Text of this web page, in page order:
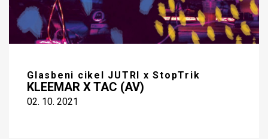
Glasbeni cikel JUTRI x StopTrik
KLEEMAR X TAC (AV)
02. 10. 2021